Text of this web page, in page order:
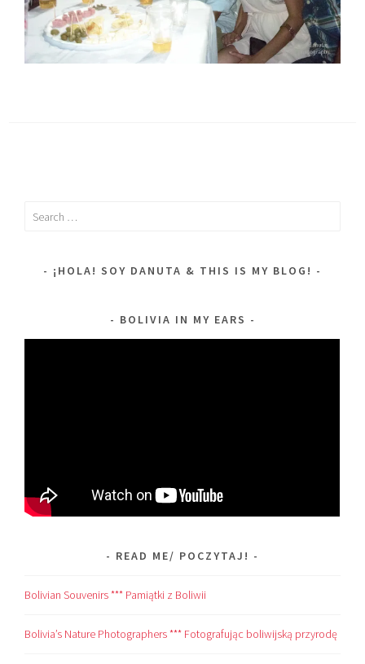
Search
¡HOLA! SOY DANUTA & THIS IS MY BLOG!
BOLIVIA IN MY EARS
READ ME/ POCZYTAJ!
Bolivian Souvenirs *** Pamiątki z Boliwii
Bolivia’s Nature Photographers *** Fotografując boliwijską przyrodę